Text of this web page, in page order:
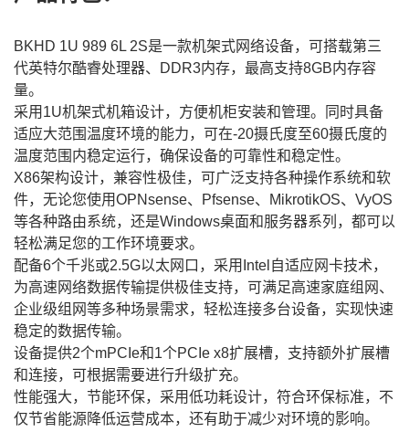
BKHD 1U 989 6L 2S是一款机架式网络设备，可搭载第三
代英特尔酷睿处理器、DDR3内存，最高支持8GB内存容
量。
采用1U机架式机箱设计，方便机柜安装和管理。同时具备
适应大范围温度环境的能力，可在-20摄氏度至60摄氏度的
温度范围内稳定运行，确保设备的可靠性和稳定性。
X86架构设计，兼容性极佳，可广泛支持各种操作系统和软
件，无论您使用OPNsense、Pfsense、MikrotikOS、VyOS
等各种路由系统，还是Windows桌面和服务器系列，都可以
轻松满足您的工作环境要求。
配备6个千兆或2.5G以太网口，采用Intel自适应网卡技术，
为高速网络数据传输提供极佳支持，可满足高速家庭组网、
企业级组网等多种场景需求，轻松连接多台设备，实现快速
稳定的数据传输。
设备提供2个mPCIe和1个PCIe x8扩展槽，支持额外扩展槽
和连接，可根据需要进行升级扩充。
性能强大，节能环保，采用低功耗设计，符合环保标准，不
仅节省能源降低运营成本，还有助于减少对环境的影响。